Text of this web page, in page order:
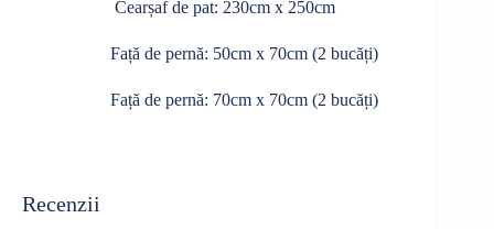
Cearșafde pat: 230cm x 250cm
Față de pernă: 50cm x 70cm (2 bucăți)
Față de pernă: 70cm x 70cm (2 bucăți)
Recenzii